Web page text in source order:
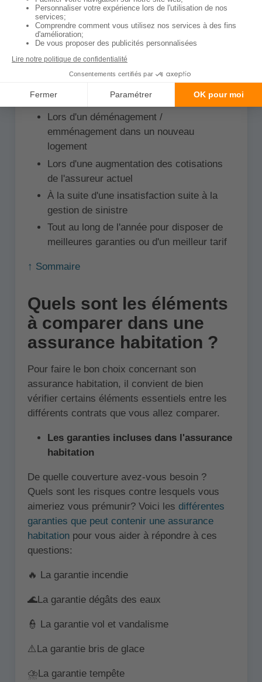
assurances habitation ?
Vous pouvez comparer les offres et contrats à
tout moment, cependant, nous remarquons que
la majorité de nos internautes utilisent notre
comparateur d'assurances maison et
appartement dans les situations suivantes:
Lors d'un déménagement /
emménagement dans un nouveau
logement
Lors d'une augmentation des cotisations
de l'assureur actuel
À la suite d'une insatisfaction suite à la
gestion de sinistre
Tout au long de l'année pour disposer de
meilleures garanties ou d'un meilleur tarif
↑ Sommaire
Quels sont les éléments
à comparer dans une
assurance habitation ?
Pour faire le bon choix concernant son
assurance habitation, il convient de bien
vérifier certains éléments essentiels entre les
différents contrats que vous allez comparer.
Les garanties incluses dans l'assurance
habitation
De quelle couverture avez-vous besoin ?
Quels sont les risques contre lesquels vous
aimeriez vous prémunir? Voici les différentes
garanties que peut contenir une assurance
habitationpour vous aider à répondre à ces
questions:
🔥 La garantie incendie
🌊La garantie dégâts des eaux
👮 La garantie vol et vandalisme
⚠️La garantie bris de glace
⛈️La garantie tempête